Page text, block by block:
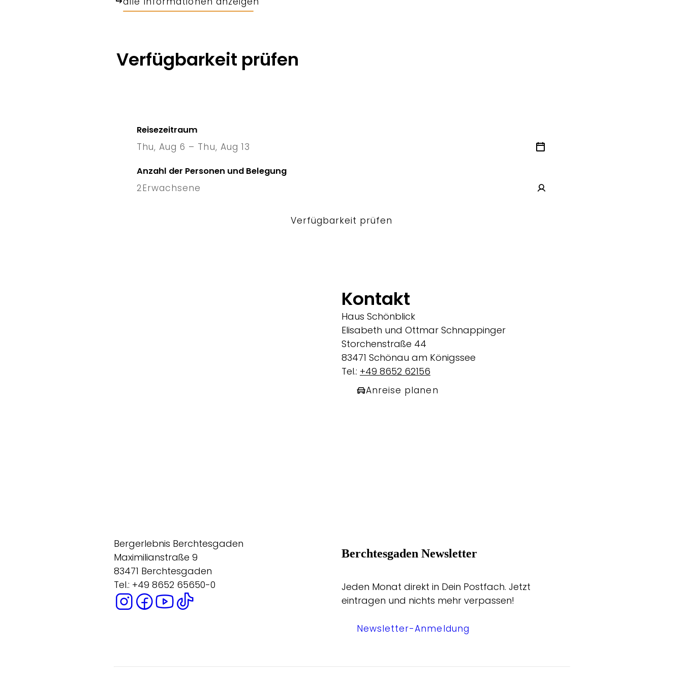
Verfügbarkeit prüfen
Reisezeitraum
Thu, Aug 6 – Thu, Aug 13
Anzahl der Personen und Belegung
2Erwachsene
Verfügbarkeit prüfen
Kontakt
Haus Schönblick
Elisabeth und Ottmar Schnappinger
Storchenstraße 44
83471 Schönau am Königssee
Tel.: +49 8652 62156
Anreise planen
Bergerlebnis Berchtesgaden
Maximilianstraße 9
83471 Berchtesgaden
Tel.: +49 8652 65650-0
Berchtesgaden Newsletter
Jeden Monat direkt in Dein Postfach. Jetzt
eintragen und nichts mehr verpassen!
Newsletter-Anmeldung